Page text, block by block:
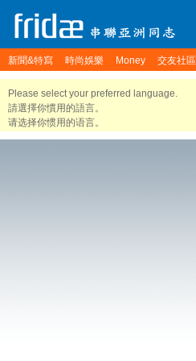
新聞&特寫 時尚娛樂 Money 交友社區
Please select your preferred language.
請選擇你慣用的語言。
请选择你惯用的语言。